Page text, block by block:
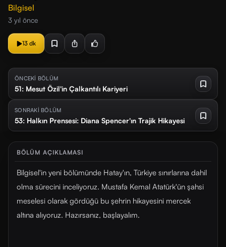
Bilgisel
3 yıl önce
13 dk
ÖNCEKİ BÖLÜM
51: Mesut Özil'in Çalkantılı Kariyeri
SONRAKİ BÖLÜM
53: Halkın Prensesi: Diana Spencer'ın Trajik Hikayesi
BÖLÜM AÇIKLAMASI
Bilgisel'in yeni bölümünde Hatay'ın, Türkiye sınırlarına dahil
olma sürecini inceliyoruz. Mustafa Kemal Atatürk'ün şahsi
meselesi olarak gördüğü bu şehrin hikayesini mercek
altına alıyoruz. Hazırsanız, başlayalım.